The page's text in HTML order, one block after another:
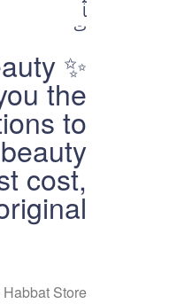
متجر
هبّات
💕
متجر
لك
ولكِ
ولكم
✨
the
to
cost,
Store